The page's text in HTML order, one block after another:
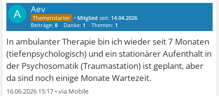
A Aev
• Mitglied seit: 14.04.2026
Beiträge:8 Danke: 1 Themen: 1
In ambulanter Therapie bin ich wieder seit 7 Monaten
(tiefenpsychologisch) und ein stationärer Aufenthalt in
der Psychosomatik (Traumastation) ist geplant, aber
da sind noch einige Monate Wartezeit.
16.06.2026 15:17 •